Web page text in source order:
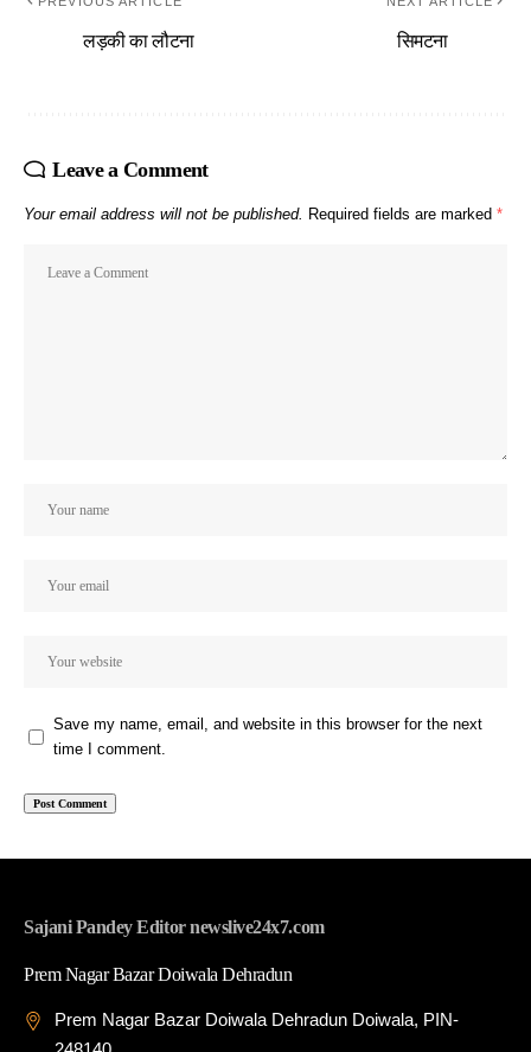
लड़की का लौटना सिमटना
Leave a Comment
Your email address will not be published. Required fields are marked *
Save my name, email, and website in this browser for the next
time I comment.
Sajani Pandey Editor newslive24x7.com
Prem Nagar Bazar Doiwala Dehradun
Prem Nagar Bazar Doiwala Dehradun Doiwala, PIN-